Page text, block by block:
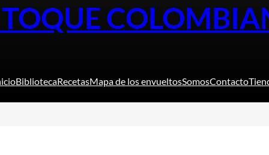
TOQUE
BibliotecaRecetasMapa de los envueltosSomosContacto